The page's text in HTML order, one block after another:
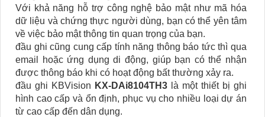
Với khả năng hỗ trợ công nghệ bảo mật như mã hóa
dữ liệu và chứng thực người dùng, bạn có thể yên tâm
về việc bảo mật thông tin quan trọng của bạn.
đầu ghi cũng cung cấp tính năng thông báo tức thì qua
email hoặc ứng dụng di động, giúp bạn có thể nhận
được thông báo khi có hoạt động bất thường xảy ra.
đầu ghi KBVision KX-DAi8104TH3 là một thiết bị ghi
hình cao cấp và ổn định, phục vụ cho nhiều loại dự án
từ cao cấp đến dân dụng.